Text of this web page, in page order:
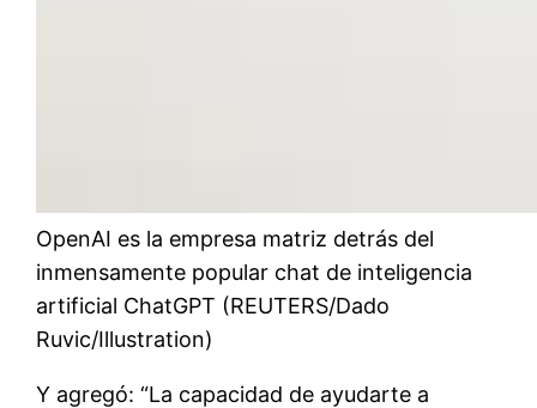
OpenAI es la empresa matriz detrás del
inmensamente popular chat de inteligencia
artificial ChatGPT (REUTERS/Dado
Ruvic/Illustration)
Y agregó: “La capacidad de ayudarte a